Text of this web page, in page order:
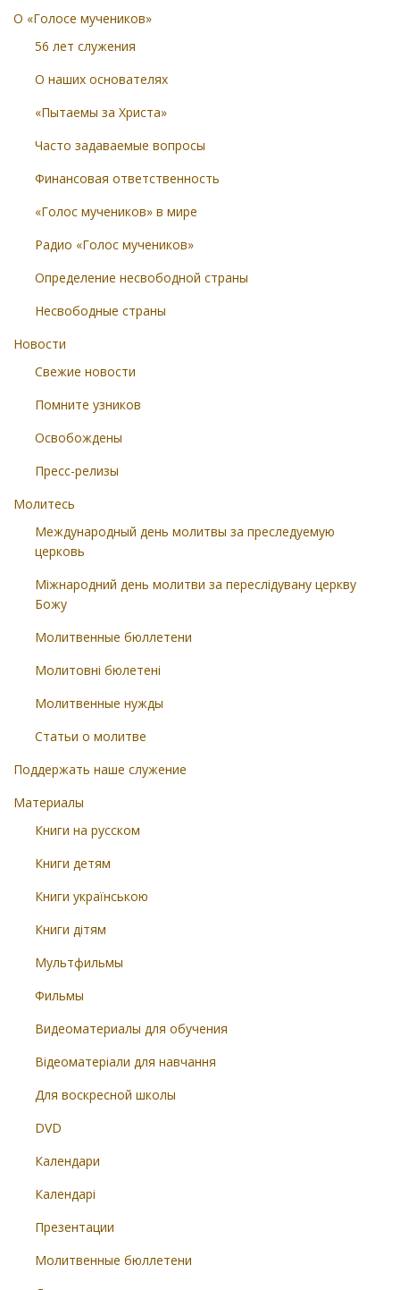
О «Голосе мучеников»
56 лет служения
О наших основателях
«Пытаемы за Христа»
Часто задаваемые вопросы
Финансовая ответственность
«Голос мучеников» в мире
Радио «Голос мучеников»
Определение несвободной страны
Несвободные страны
Новости
Свежие новости
Помните узников
Освобождены
Пресс-релизы
Молитесь
Международный день молитвы за преследуемую
церковь
Міжнародний день молитви за переслідувану церкву
Божу
Молитвенные бюллетени
Молитовні бюлетені
Молитвенные нужды
Статьи о молитве
Поддержать наше служение
Материалы
Книги на русском
Книги детям
Книги українською
Книги дітям
Мультфильмы
Фильмы
Видеоматериалы для обучения
Відеоматеріали для навчання
Для воскресной школы
DVD
Календари
Календарі
Презентации
Молитвенные бюллетени